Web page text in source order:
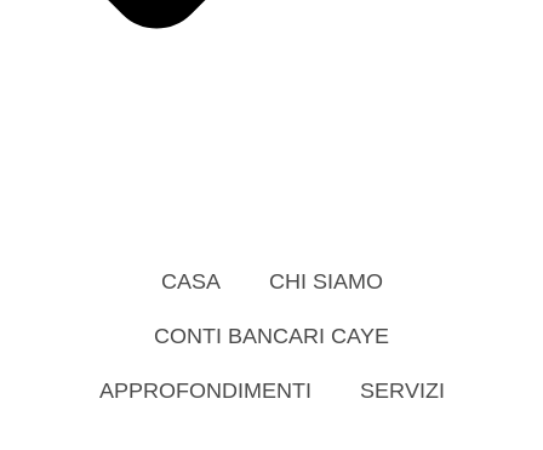
CASA CHI SIAMO
CONTI BANCARI CAYE
APPROFONDIMENTI SERVIZI